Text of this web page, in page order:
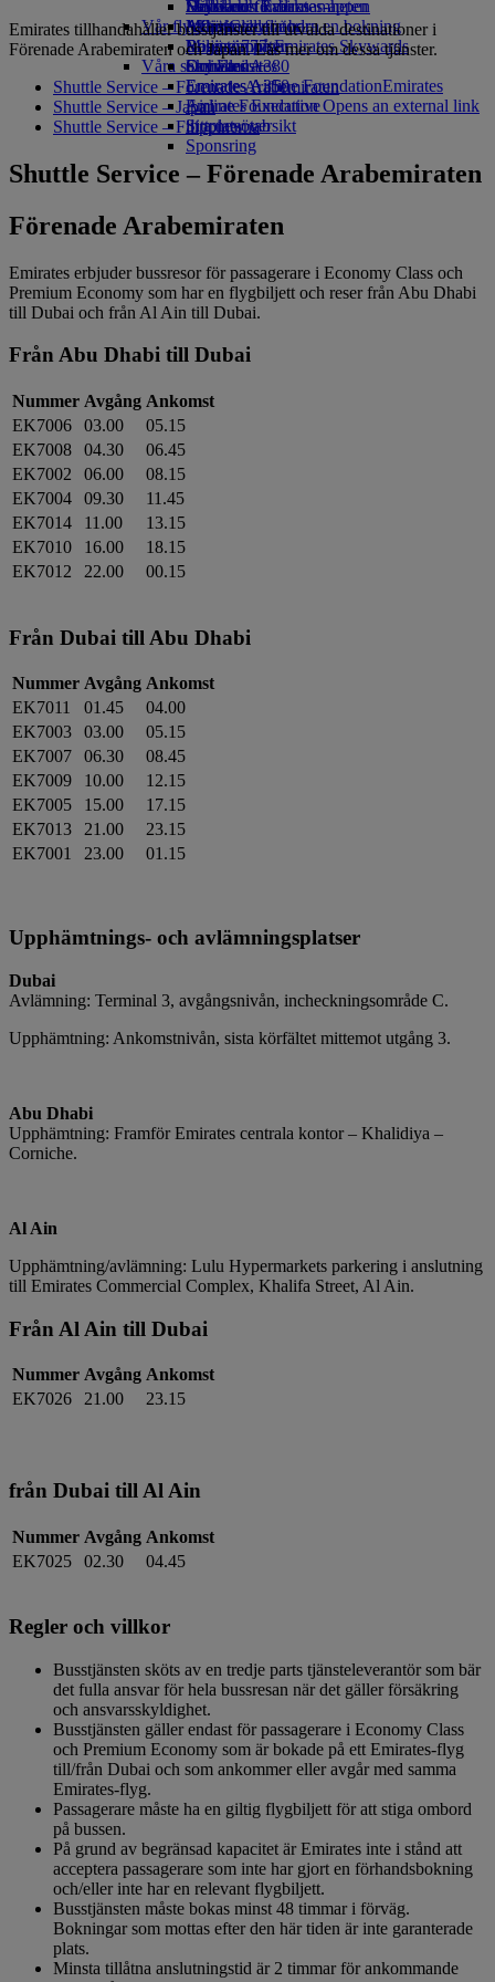
Drycker
Vår flygflotta
Boeing 777
Emirates A380
Emirates A350
Emirates Executive
Sittplatsöversikt
Leksaker för barn
Aktiviteter för barn
Hållbarhet i verksamheten
Miljöpolicy
Miljörapporter
Våra samhällen
Emirates Airline FoundationEmirates
Airline Foundation Opens an external link
in a new tab
Sponsring
Skywards Rail
Miles Calculator
Logga in på Emirates Skywards
Skywards+
Mobil och Emirates-appen
Avboka eller ändra en bokning
Resestörningar
Om Emirates
Emirates tillhandahåller busstjänster till utvalda destinationer i
Förenade Arabemiraten och Japan. Läs mer om dessa tjänster.
Shuttle Service – Förenade Arabemiraten
Shuttle Service – Japan
Shuttle Service – Filippinerna
Shuttle Service – Förenade Arabemiraten
Förenade Arabemiraten
Emirates erbjuder bussresor för passagerare i Economy Class och
Premium Economy som har en flygbiljett och reser från Abu Dhabi
till Dubai och från Al Ain till Dubai.
Från Abu Dhabi till Dubai
Nummer Avgång Ankomst
EK7006
03.00
05.15
EK7008
04.30
06.45
EK7002
06.00
08.15
EK7004
09.30
11.45
EK7014
11.00
13.15
EK7010
16.00
18.15
EK7012
22.00 00.15
Från Dubai till Abu Dhabi
Nummer Avgång Ankomst
EK7011
01.45
04.00
EK7003
03.00
05.15
EK7007
06.30
08.45
EK7009
10.00
12.15
EK7005
15.00
17.15
EK7013
21.00
23.15
EK7001
23.00 01.15
Upphämtnings- och avlämningsplatser
Dubai
Avlämning: Terminal 3, avgångsnivån, incheckningsområde C.
Upphämtning: Ankomstnivån, sista körfältet mittemot utgång 3.
Abu Dhabi
Upphämtning: Framför Emirates centrala kontor – Khalidiya –
Corniche.
Al Ain
Upphämtning/avlämning: Lulu Hypermarkets parkering i anslutning
till Emirates Commercial Complex, Khalifa Street, Al Ain.
Från Al Ain till Dubai
Nummer Avgång Ankomst
EK7026
21.00 23.15
från Dubai till Al Ain
Nummer Avgång Ankomst
EK7025
02.30 04.45
Regler och villkor
Busstjänsten sköts av en tredje parts tjänsteleverantör som bär
det fulla ansvar för hela bussresan när det gäller försäkring
och ansvarsskyldighet.
Busstjänsten gäller endast för passagerare i Economy Class
och Premium Economy som är bokade på ett Emirates-flyg
till/från Dubai och som ankommer eller avgår med samma
Emirates-flyg.
Passagerare måste ha en giltig flygbiljett för att stiga ombord
på bussen.
På grund av begränsad kapacitet är Emirates inte i stånd att
acceptera passagerare som inte har gjort en förhandsbokning
och/eller inte har en relevant flygbiljett.
Busstjänsten måste bokas minst 48 timmar i förväg.
Bokningar som mottas efter den här tiden är inte garanterade
plats.
Minsta tillåtna anslutningstid är 2 timmar för ankommande